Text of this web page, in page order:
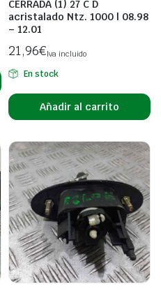
CERRADA (1) 27 C D
acristalado Ntz. 1000 | 08.98
– 12.01
21,96€Iva incluido
En stock
Añadir al carrito